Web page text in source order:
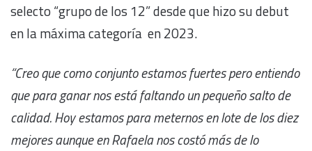
selecto “grupo de los 12” desde que hizo su debut
en la máxima categoría en 2023.
“Creo que como conjunto estamos fuertes pero entiendo
que para ganar nos está faltando un pequeño salto de
calidad. Hoy estamos para meternos en lote de los diez
mejores aunque en Rafaela nos costó más de lo